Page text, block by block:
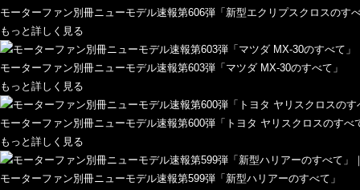
モーターファン別冊ニューモデル速報第606弾「新型エクリプスクロスのす
もっと詳しく見る
モーターファン別冊ニューモデル速報第603弾「マツダ MX-30のすべて」
もっと詳しく見る
モーターファン別冊ニューモデル速報第600弾「トヨタ ヤリスクロスのすべ
もっと詳しく見る
モーターファン別冊ニューモデル速報第599弾「新型ハリアーのすべて」